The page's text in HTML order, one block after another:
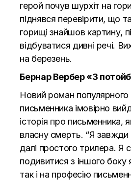
герой почув шурхіт на
піднявся перевірити, що
горищі знайшов картину,
відбуватися дивні речі.
на березень.
Бернар Вербер «З
Новий роман популярного
письменника імовірно
історія про письменника,
власну смерть. “Я завжди
далі простого трилера. Я
подивитися з іншого боку
так і на професію